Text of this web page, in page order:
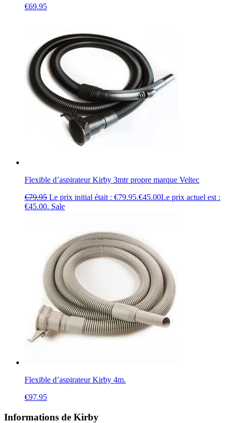
€69.95
Flexible d’aspirateur Kirby 3mtr propre marque Veltec
€79.95 Le prix initial était : €79.95.€45.00Le prix actuel est :
€45.00. Sale
Flexible d’aspirateur Kirby 4m.
€97.95
Informations de Kirby